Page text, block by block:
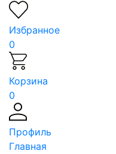
Избранное
0
Корзина
0
Профиль
Главная